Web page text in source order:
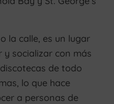
la calle, es un lugar
socializar con más
de todo
lo que hace
a personas de